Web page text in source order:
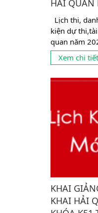
HẢI QUAN
Lịch thi,
kiện dự
quan năm
đủ điều kiện
Xem chi tiết
KHAI
KHAI HẢI